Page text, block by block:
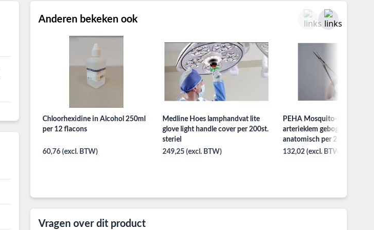
Anderen bekeken ook
Chloorhexidine in Alcohol 250ml
per 12 flacons
60,76 (excl. BTW)
Medline Hoes lamphandvat lite
glove light handle cover per 200st.
steriel
249,25 (excl. BTW)
PEHA Mosquito-Halstead
arterieklem gebogen 14CM
anatomisch per 25ST
132,02 (excl. BTW)
Vragen over dit product